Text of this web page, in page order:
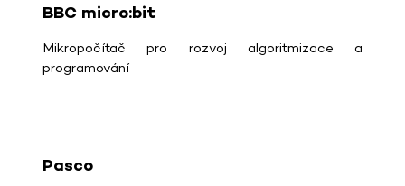
BBC micro:bit
Mikropočítač pro rozvoj algoritmizace a
programování
Pasco